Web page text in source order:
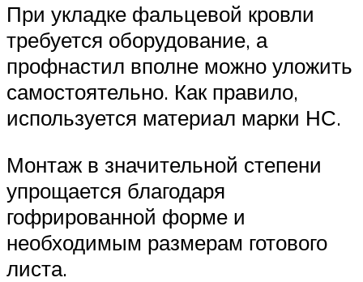
При укладке фальцевой кровли
требуется оборудование, а
профнастил вполне можно уложить
самостоятельно. Как правило,
используется материал марки НС.
Монтаж в значительной степени
упрощается благодаря
гофрированной форме и
необходимым размерам готового
листа.